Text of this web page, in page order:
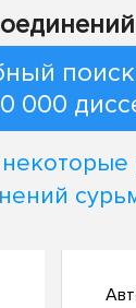
000